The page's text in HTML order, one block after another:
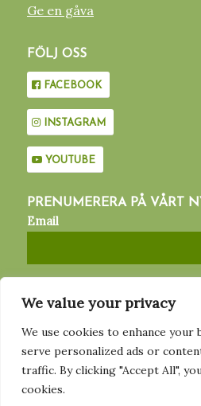
We value your privacy
We use cookies to enhance your
serve personalized ads or
traffic. By clicking "Accept All",
cookies.
Ge en gåva
FÖLJ OSS
FACEBOOK
INSTAGRAM
YOUTUBE
PRENUMERERA PÅ VÅRT
Email
MED STÖD AV
Vi använder cookies för att ge dig
hemsida. Du kan läsa mer om vilka
stänga av dem